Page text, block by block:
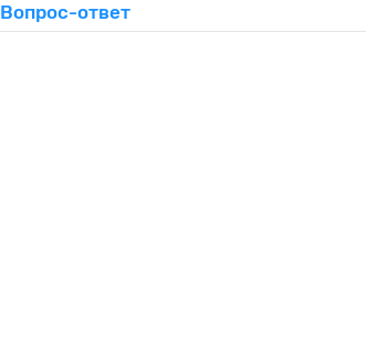
Вопрос-ответ